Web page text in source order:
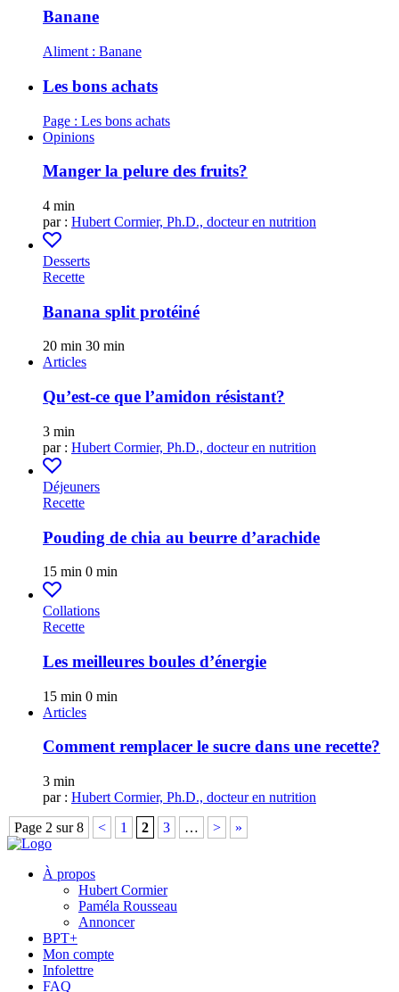
Banane
Aliment : Banane
Les bons achats
Page : Les bons achats
Opinions
Manger la pelure des fruits?
4 min
par : Hubert Cormier, Ph.D., docteur en nutrition
Desserts
Recette
Banana split protéiné
20 min 30 min
Articles
Qu’est-ce que l’amidon résistant?
3 min
par : Hubert Cormier, Ph.D., docteur en nutrition
Déjeuners
Recette
Pouding de chia au beurre d’arachide
15 min 0 min
Collations
Recette
Les meilleures boules d’énergie
15 min 0 min
Articles
Comment remplacer le sucre dans une recette?
3 min
par : Hubert Cormier, Ph.D., docteur en nutrition
Page 2 sur 8
< 1 2 3 … > »
À propos
Hubert Cormier
Paméla Rousseau
Annoncer
BPT+
Mon compte
Infolettre
FAQ